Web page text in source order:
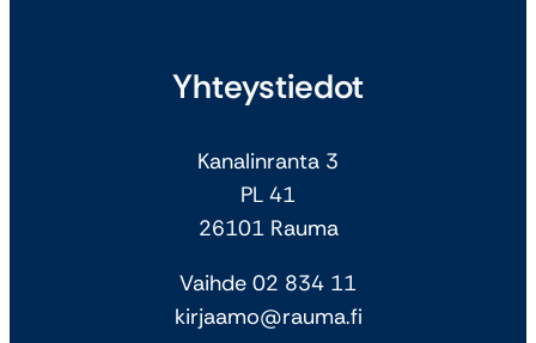
Yhteystiedot
Kanalinranta 3
PL 41
26101 Rauma
Vaihde 02 834 11
kirjaamo@rauma.fi